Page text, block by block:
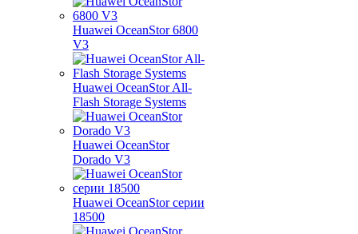
Huawei OceanStor 6800
V3
Huawei OceanStor All-
Flash Storage Systems
Huawei OceanStor
Dorado V3
Huawei OceanStor серии
18500